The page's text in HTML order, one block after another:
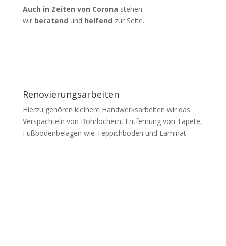
Auch in Zeiten von Corona stehen
wir beratend und helfend zur Seite.
Renovierungsarbeiten
Hierzu gehören kleinere Handwerksarbeiten wir das
Verspachteln von Bohrlöchern, Entfernung von Tapete,
Fußbodenbelägen wie Teppichböden und Laminat